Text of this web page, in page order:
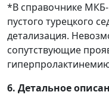
*В справочнике МКБ-
пустого турецкого
детализация.
сопутствующие
6. Детальное